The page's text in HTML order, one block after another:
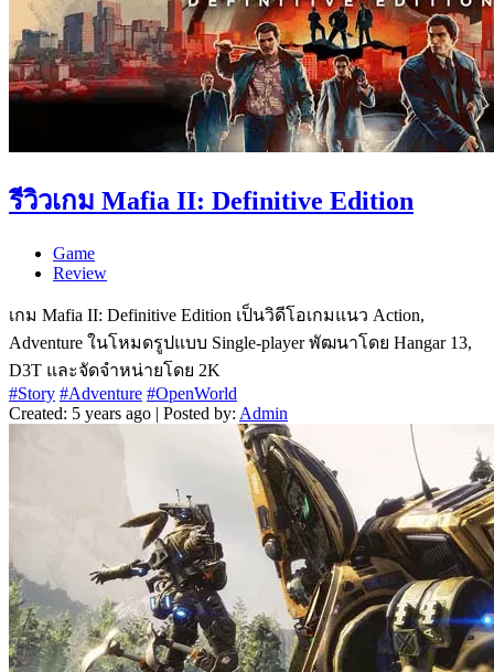
รีวิวเกม Mafia II: Definitive Edition
Game
Review
เกม Mafia II: Definitive Edition เป็นวิดีโอเกมแนว Action,
Adventure ในโหมดรูปแบบ Single-player พัฒนาโดย Hangar 13,
D3T และจัดจำหน่ายโดย 2K
#Story #Adventure #OpenWorld
Created: 5 years ago | Posted by: Admin